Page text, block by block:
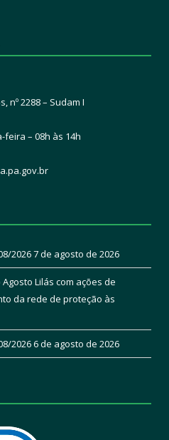
nº 2288 – Sudam I
feira – 08h às 14h
gov.br
20267 de agosto de 2026
Lilás com ações de
da rede de proteção às
20266 de agosto de 2026